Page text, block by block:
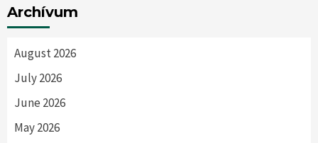
Archívum
August 2026
July 2026
June 2026
May 2026